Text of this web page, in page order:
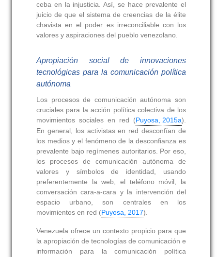
ceba en la injusticia. Así, se hace prevalente el
juicio de que el sistema de creencias de la élite
chavista en el poder es irreconciliable con los
valores y aspiraciones del pueblo venezolano.
Apropiación social de innovaciones
tecnológicas para la comunicación política
autónoma
Los procesos de comunicación autónoma son
cruciales para la acción política colectiva de los
movimientos sociales en red (Puyosa, 2015a).
En general, los activistas en red desconfían de
los medios y el fenómeno de la desconfianza es
prevalente bajo regímenes autoritarios. Por eso,
los procesos de comunicación autónoma de
valores y símbolos de identidad, usando
preferentemente la web, el teléfono móvil, la
conversación cara-a-cara y la intervención del
espacio urbano, son centrales en los
movimientos en red (Puyosa, 2017).
Venezuela ofrece un contexto propicio para que
la apropiación de tecnologías de comunicación e
información para la comunicación política